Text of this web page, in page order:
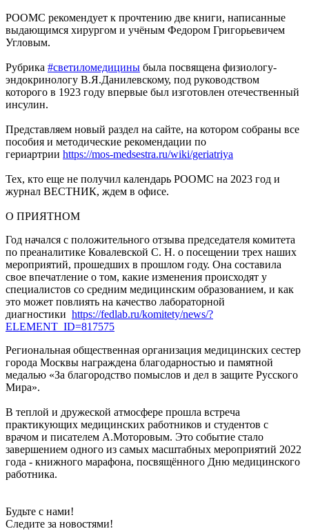
РООМС рекомендует к прочтению две книги, написанные
выдающимся хирургом и учёным Федором Григорьевичем
Угловым.
Рубрика #светиломедицины была посвящена физиологу-
эндокринологу В.Я.Данилевскому, под руководством
которого в 1923 году впервые был изготовлен отечественный
инсулин.
Представляем новый раздел на сайте, на котором собраны все
пособия и методические рекомендации по
гериартрии https://mos-medsestra.ru/wiki/geriatriya
Тех, кто еще не получил календарь РООМС на 2023 год и
журнал ВЕСТНИК, ждем в офисе.
О ПРИЯТНОМ
Год начался с положительного отзыва председателя комитета
по преаналитике Ковалевской С. Н. о посещении трех наших
мероприятий, прошедших в прошлом году. Она составила
свое впечатление о том, какие изменения происходят у
специалистов со средним медицинским образованием, и как
это может повлиять на качество лабораторной
диагностики https://fedlab.ru/komitety/news/?
ELEMENT_ID=817575
Региональная общественная организация медицинских сестер
города Москвы награждена благодарностью и памятной
медалью «За благородство помыслов и дел в защите Русского
Мира».
В теплой и дружеской атмосфере прошла встреча
практикующих медицинских работников и студентов с
врачом и писателем А.Моторовым. Это событие стало
завершением одного из самых масштабных мероприятий 2022
года - книжного марафона, посвящённого Дню медицинского
работника.
Будьте с нами!
Следите за новостями!